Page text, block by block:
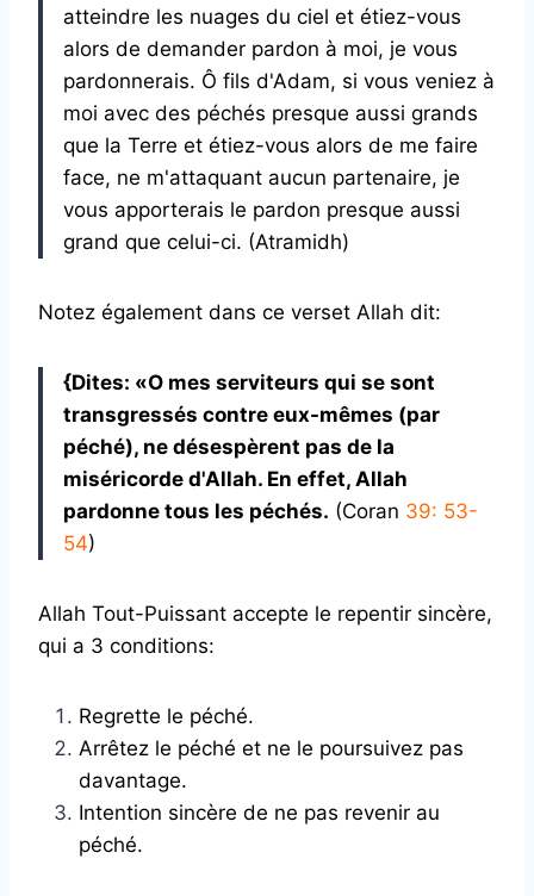
atteindre les nuages ​​du ciel et étiez-vous
alors de demander pardon à moi, je vous
pardonnerais. Ô fils d'Adam, si vous veniez à
moi avec des péchés presque aussi grands
que la Terre et étiez-vous alors de me faire
face, ne m'attaquant aucun partenaire, je
vous apporterais le pardon presque aussi
grand que celui-ci. (Atramidh)
Notez également dans ce verset Allah dit:
{Dites: «O mes serviteurs qui se sont
transgressés contre eux-mêmes (par
péché), ne désespèrent pas de la
miséricorde d'Allah. En effet, Allah
pardonne tous les péchés. (Coran 39: 53-
54)
Allah Tout-Puissant accepte le repentir sincère,
qui a 3 conditions:
Regrette le péché.
Arrêtez le péché et ne le poursuivez pas
davantage.
Intention sincère de ne pas revenir au
péché.